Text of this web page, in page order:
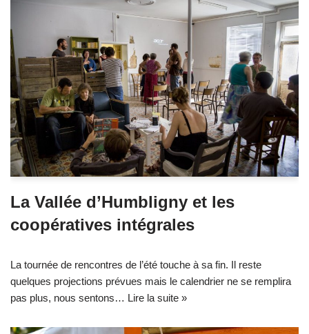
La Vallée d’Humbligny et les
coopératives intégrales
La tournée de rencontres de l’été touche à sa fin. Il reste
quelques projections prévues mais le calendrier ne se remplira
pas plus, nous sentons… Lire la suite »